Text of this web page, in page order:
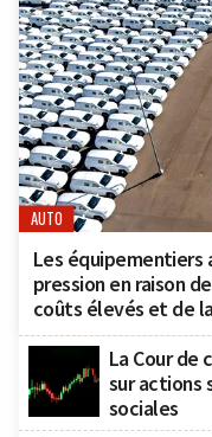
AUTO
Les équipementiers
pression en raison
coûts élevés et de
La Cour de
sur actions
sociales